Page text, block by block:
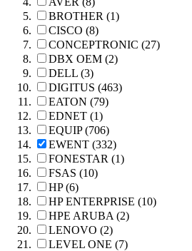
BROTHER (1)
CISCO (8)
CONCEPTRONIC (27)
DBX OEM (2)
DELL (3)
DIGITUS (463)
EATON (79)
EDNET (1)
EQUIP (706)
EWENT (332)
FONESTAR (1)
FSAS (10)
HP (6)
HP ENTERPRISE (10)
HPE ARUBA (2)
LENOVO (2)
LEVEL ONE (7)